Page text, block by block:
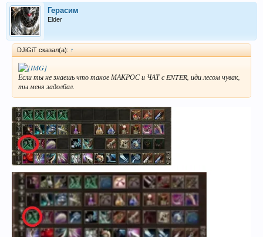
Герасим
Elder
DJiGiT сказал(а): ↑
Если ты не знаешь что такое МАКРОС и ЧАТ с ENTER, иди лесом чувак,
ты меня задолбал.